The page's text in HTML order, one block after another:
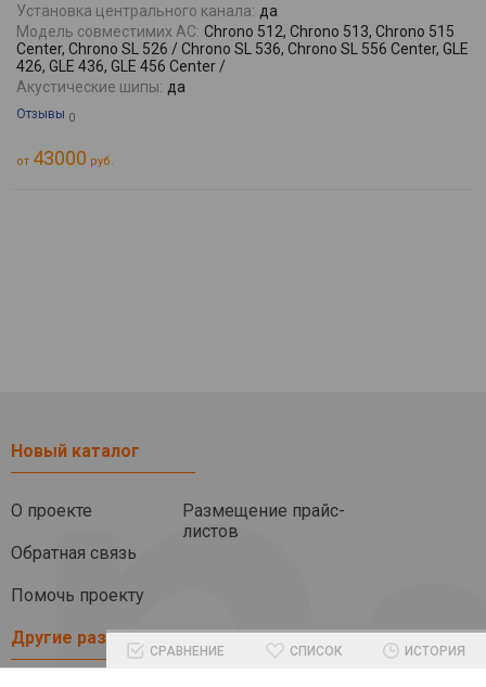
Установка центрального канала: да
Модель совместимих АС: Chrono 512, Chrono 513, Chrono 515
Center, Chrono SL 526 / Chrono SL 536, Chrono SL 556 Center, GLE
426, GLE 436, GLE 456 Center /
Акустические шипы: да
Отзывы 0
от 43000 руб.
Новый каталог
О проекте
Обратная связь
Помочь проекту
Размещение прайс-
листов
Другие разделы
СРАВНЕНИЕ СПИСОК ИСТОРИЯ